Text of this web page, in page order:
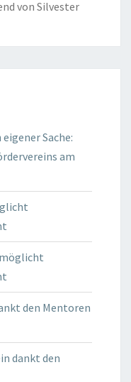
von Silvester
eigener Sache:
am
den Mentoren
dankt den